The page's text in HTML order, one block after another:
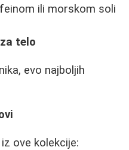
ili morskom soli
telo
evo najboljih
ove kolekcije: